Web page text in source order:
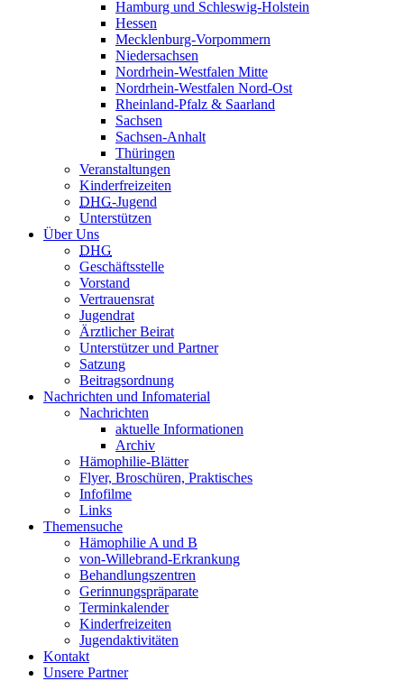
Hamburg und Schleswig-Holstein
Hessen
Mecklenburg-Vorpommern
Niedersachsen
Nordrhein-Westfalen Mitte
Nordrhein-Westfalen Nord-Ost
Rheinland-Pfalz & Saarland
Sachsen
Sachsen-Anhalt
Thüringen
Veranstaltungen
Kinderfreizeiten
DHG-Jugend
Unterstützen
Über Uns
DHG
Geschäftsstelle
Vorstand
Vertrauensrat
Jugendrat
Ärztlicher Beirat
Unterstützer und Partner
Satzung
Beitragsordnung
Nachrichten und Infomaterial
Nachrichten
aktuelle Informationen
Archiv
Hämophilie-Blätter
Flyer, Broschüren, Praktisches
Infofilme
Links
Themensuche
Hämophilie A und B
von-Willebrand-Erkrankung
Behandlungszentren
Gerinnungspräparate
Terminkalender
Kinderfreizeiten
Jugendaktivitäten
Kontakt
Unsere Partner